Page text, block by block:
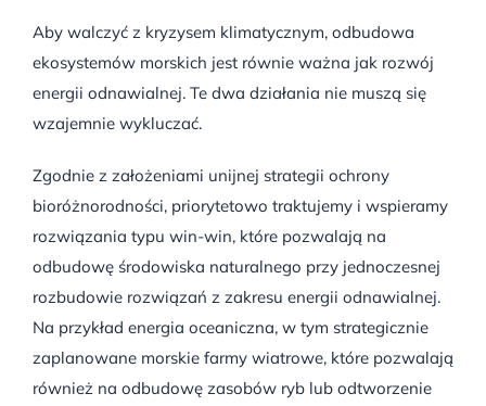
Aby walczyć z kryzysem klimatycznym, odbudowa
ekosystemów morskich jest równie ważna jak rozwój
energii odnawialnej. Te dwa działania nie muszą się
wzajemnie wykluczać.
Zgodnie z założeniami unijnej strategii ochrony
bioróżnorodności, priorytetowo traktujemy i wspieramy
rozwiązania typu win-win, które pozwalają na
odbudowę środowiska naturalnego przy jednoczesnej
rozbudowie rozwiązań z zakresu energii odnawialnej.
Na przykład energia oceaniczna, w tym strategicznie
zaplanowane morskie farmy wiatrowe, które pozwalają
również na odbudowę zasobów ryb lub odtworzenie